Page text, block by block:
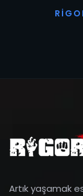
R I G O
Artık yaşamak